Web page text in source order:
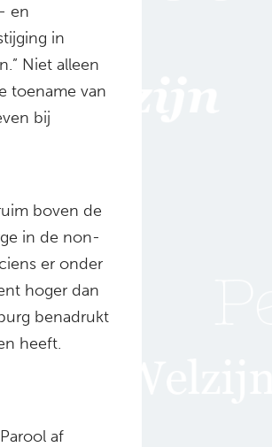
en
in
Niet alleen
toename van
bij
boven de
in de non-
er onder
hoger dan
benadrukt
heeft.
af